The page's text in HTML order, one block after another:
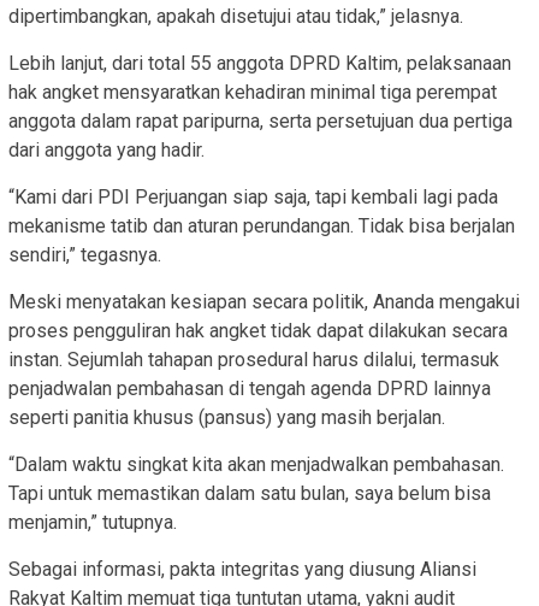
dipertimbangkan, apakah disetujui atau tidak,” jelasnya.
Lebih lanjut, dari total 55 anggota DPRD Kaltim, pelaksanaan
hak angket mensyaratkan kehadiran minimal tiga perempat
anggota dalam rapat paripurna, serta persetujuan dua pertiga
dari anggota yang hadir.
“Kami dari PDI Perjuangan siap saja, tapi kembali lagi pada
mekanisme tatib dan aturan perundangan. Tidak bisa berjalan
sendiri,” tegasnya.
Meski menyatakan kesiapan secara politik, Ananda mengakui
proses pengguliran hak angket tidak dapat dilakukan secara
instan. Sejumlah tahapan prosedural harus dilalui, termasuk
penjadwalan pembahasan di tengah agenda DPRD lainnya
seperti panitia khusus (pansus) yang masih berjalan.
“Dalam waktu singkat kita akan menjadwalkan pembahasan.
Tapi untuk memastikan dalam satu bulan, saya belum bisa
menjamin,” tutupnya.
Sebagai informasi, pakta integritas yang diusung Aliansi
Rakyat Kaltim memuat tiga tuntutan utama, yakni audit